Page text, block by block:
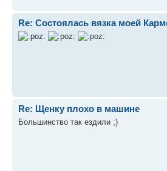
Re: Состоялась вязка моей
Re: Щенку плохо в машине
Большинство так ездили ;)